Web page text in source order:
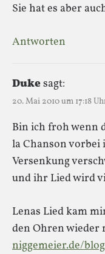
Sie hat es aber
Antworten
Dukesagt:
20. Mai 2010 um 17:18
Bin ich froh wenn
la Chanson vorbei
Versenkung
und ihr Lied wird
Lenas Lied kam
den Ohren wieder
niggemeier.de/